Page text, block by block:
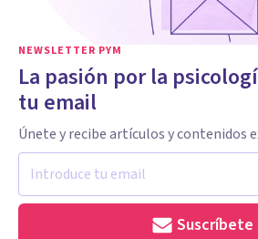
NEWSLETTER PYM
La pasión por la
tu email
Únete y recibe artículos y contenidos
Suscríbete